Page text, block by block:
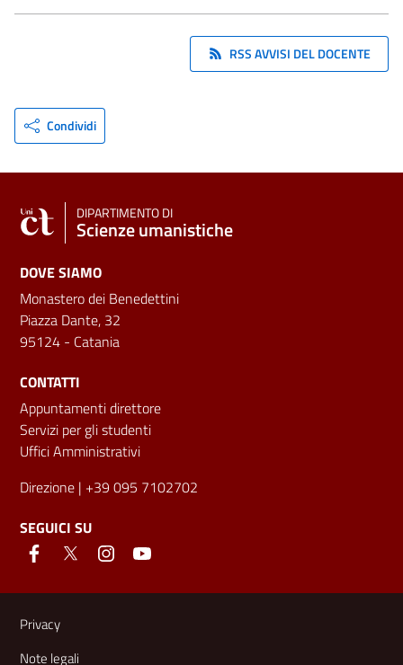
RSS AVVISI DEL DOCENTE
Condividi
DIPARTIMENTO DI
Scienze umanistiche
DOVE SIAMO
Monastero dei Benedettini
Piazza Dante, 32
95124 - Catania
CONTATTI
Appuntamenti direttore
Servizi per gli studenti
Uffici Amministrativi
Direzione | +39 095 7102702
SEGUICI SU
Link e informazioni utili
Privacy
Note legali